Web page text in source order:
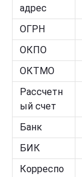
адрес
ОГРН
ОКПО
ОКТМО
Рассчетн
ый счет
Банк
БИК
Корреспо